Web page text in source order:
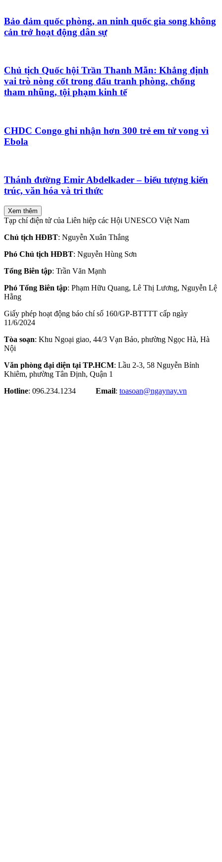
Bảo đảm quốc phòng, an ninh quốc gia song không
cản trở hoạt động dân sự
Chủ tịch Quốc hội Trần Thanh Mẫn: Khẳng định
vai trò nòng cốt trong đấu tranh phòng, chống
tham nhũng, tội phạm kinh tế
CHDC Congo ghi nhận hơn 300 trẻ em tử vong vì
Ebola
Thánh đường Emir Abdelkader – biểu tượng kiến
trúc, văn hóa và tri thức
Xem thêm
Tạp chí điện tử của Liên hiệp các Hội UNESCO Việt Nam
Chủ tịch HĐBT: Nguyễn Xuân Thắng
Phó Chủ tịch HĐBT: Nguyễn Hùng Sơn
Tổng Biên tập: Trần Văn Mạnh
Phó Tổng Biên tập: Phạm Hữu Quang, Lê Thị Lương, Nguyễn Lệ
Hằng
Giấy phép hoạt động báo chí số 160/GP-BTTTT cấp ngày
11/6/2024
Tòa soạn: Khu Ngoại giao, 44/3 Vạn Bảo, phường Ngọc Hà, Hà
Nội
Văn phòng đại diện tại TP.HCM: Lầu 2-3, 58 Nguyễn Bỉnh
Khiêm, phường Tân Định, Quận 1
Hotline: 096.234.1234 Email: toasoan@ngaynay.vn